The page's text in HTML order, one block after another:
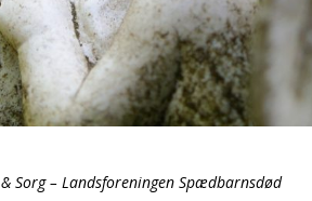
Sorg – Landsforeningen Spædbarnsdød